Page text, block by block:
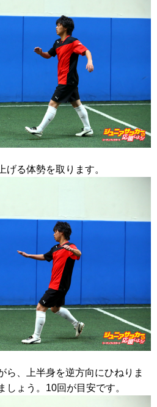
る体勢を取ります。
、上半身を逆方向にひねりま
ょう。10回が目安です。